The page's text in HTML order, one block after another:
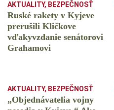
AKTUALITY, BEZPEČNOSŤ
Ruské rakety v Kyjeve
prerušili Kličkove
vďakyvzdanie senátorovi
Grahamovi
AKTUALITY, BEZPEČNOSŤ
„Objednávatelia vojny